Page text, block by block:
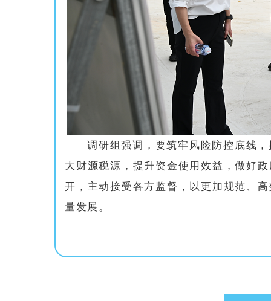
调研组强调，要筑牢风险防控底线
大财源税源，提升资金使用效益，做好
开，主动接受各方监督，以更加规范、
量发展。